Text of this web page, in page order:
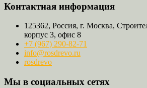
Контактная информация
125362, Россия, г. Москва,
корпус 3, офис 8
+7 (967) 290-82-71
info@rosdrevo.ru
rosdrevo
Мы в социальных сетях